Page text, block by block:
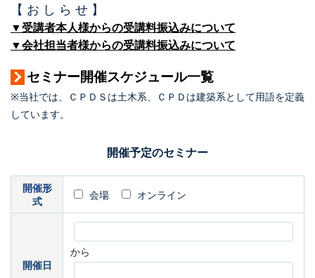
【 お し ら せ 】
▼受講者本人様からの受講料振込みについて
▼会社担当者様からの受講料振込みについて
セミナー開催スケジュール一覧
※当社では、ＣＰＤＳは土木系、ＣＰＤは建築系として用語を定義
しています。
開催予定のセミナー
開催形
式
会場 オンライン
開催日
から